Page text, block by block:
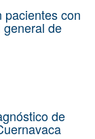
pacientes con
de
de